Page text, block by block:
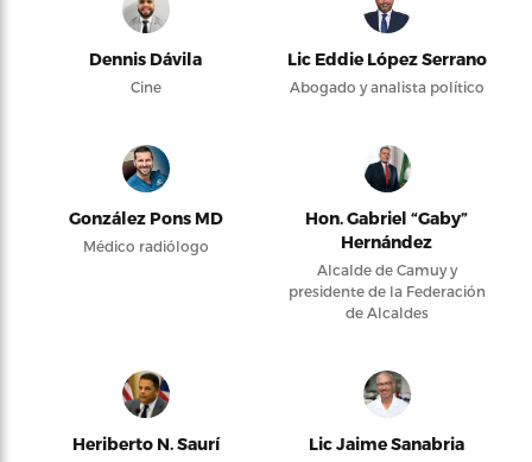
Dennis Dávila
Cine
Lic Eddie López Serrano
Abogado y analista político
González Pons MD
Médico radiólogo
Hon. Gabriel “Gaby”
Hernández
Alcalde de Camuy y
presidente de la Federación
de Alcaldes
Heriberto N. Saurí Lic Jaime Sanabria